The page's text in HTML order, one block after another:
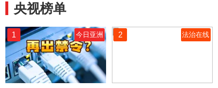
央视榜单
1 今日亚洲 2 法治在线